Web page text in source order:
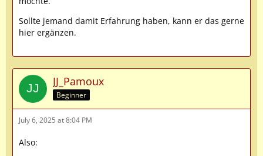
Sollte jemand damit Erfahrung haben, kann er das gerne
hier ergänzen.
JJ_Pamoux
Beginner
July 6, 2025 at 8:04 PM
Also: